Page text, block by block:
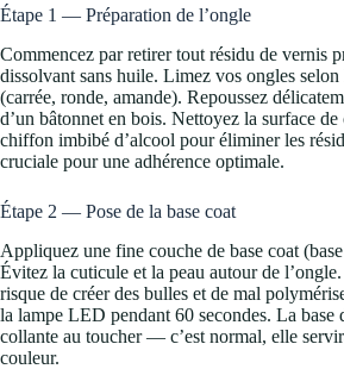
Étape 1 — Préparation de l’ongle
Commencez par retirer tout résidu de vernis
dissolvant sans huile. Limez vos ongles
(carrée, ronde, amande). Repoussez
d’un bâtonnet en bois. Nettoyez la surface
chiffon imbibé d’alcool pour éliminer les
cruciale pour une adhérence optimale.
Étape 2 — Pose de la base coat
Appliquez une fine couche de base coat
Évitez la cuticule et la peau autour de
risque de créer des bulles et de mal
la lampe LED pendant 60 secondes. La base
collante au toucher — c’est normal, elle
couleur.